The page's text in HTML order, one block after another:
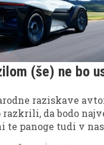
(še) ne bo
raziskave
da bodo
te panoge tudi v